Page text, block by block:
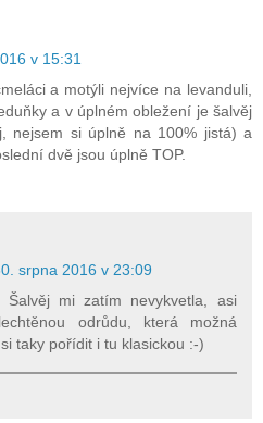
v 15:31
a motýli nejvíce na levanduli,
a v úplném obležení je šalvěj
nejsem si úplně na 100% jistá) a
dvě jsou úplně TOP.
srpna 2016 v 23:09
mi zatím nevykvetla, asi
odrůdu, která možná
taky pořídit i tu klasickou :-)